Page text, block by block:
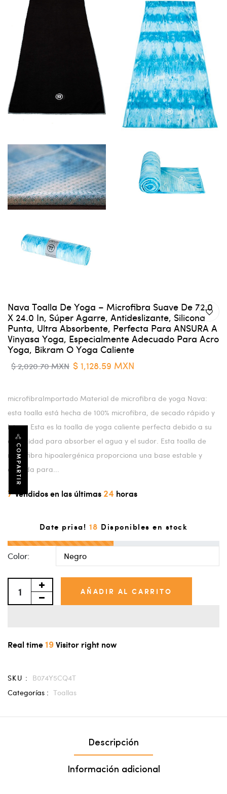
COMPARTIR
Nava Toalla De Yoga – Microfibra Suave De 72.0
X 24.0 In, Súper Agarre, Antideslizante, Silicona
Punta, Ultra Absorbente, Perfecta Para ANSURA A
Vinyasa Yoga, Especialmente Adecuado Para Acro
Yoga, Bikram O Yoga Caliente
$ 2,020.70 MXN $ 1,128.59 MXN
microfibraImportado Material de microfibra de yoga Nava:
esta toalla está hecha de 100% microfibra, de secado rápido y
lujosa. Esta es la toalla de yoga caliente perfecta debido a su
capacidad para absorber el agua y el sudor. Esta toalla de
microfibra hipoalergénica proporciona una base estable y
cómoda para...
7Vendidos en las últimas 24 horas
Date prisa! 18 Disponibles en stock
Color:
AÑADIR AL CARRITO
Real time19Visitor right now
SKU :
B074Y5CQ4T
Categorías : Toallas
Descripción
Información adicional